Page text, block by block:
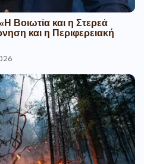
Βοιωτία και η Στερεά
και η Περιφερειακή